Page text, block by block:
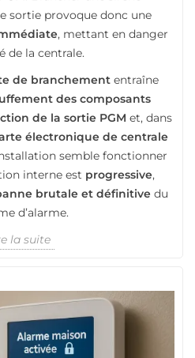
sortie provoque donc une
, mettant en danger
de la centrale.
de branchemententraîne
des composants
de la sortie PGM et, dans
électronique de centrale
semble fonctionner
interne est progressive,
brutale et définitive du
d’alarme.
la suite